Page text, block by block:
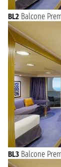
BL2 Balcone
BL3 Balcone